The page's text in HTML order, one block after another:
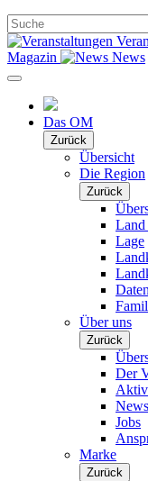
Magazin
News
Das OM
Zurück
Übersicht
Die Region
Zurück
Lage
Über uns
Zurück
Der
News
Jobs
Marke
Zurück